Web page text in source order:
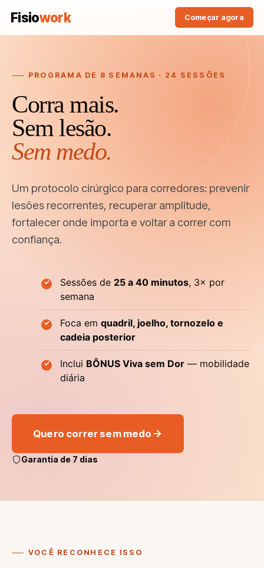
Fisiowork Começar agora
PROGRAMA DE 8 SEMANAS · 24 SESSÕES
Corra mais.
Sem lesão.
Sem medo.
Um protocolo cirúrgico para corredores: prevenir
lesões recorrentes, recuperar amplitude,
fortalecer onde importa e voltar a correr com
confiança.
Sessões de 25 a 40 minutos, 3× por
semana
Foca em quadril, joelho, tornozelo e
cadeia posterior
Inclui BÔNUS Viva sem Dor — mobilidade
diária
Quero correr sem medo
Garantia de 7 dias
VOCÊ RECONHECE ISSO